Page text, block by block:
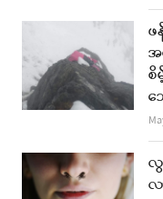
ဖ
အ
စိ
သ
လွ
လ